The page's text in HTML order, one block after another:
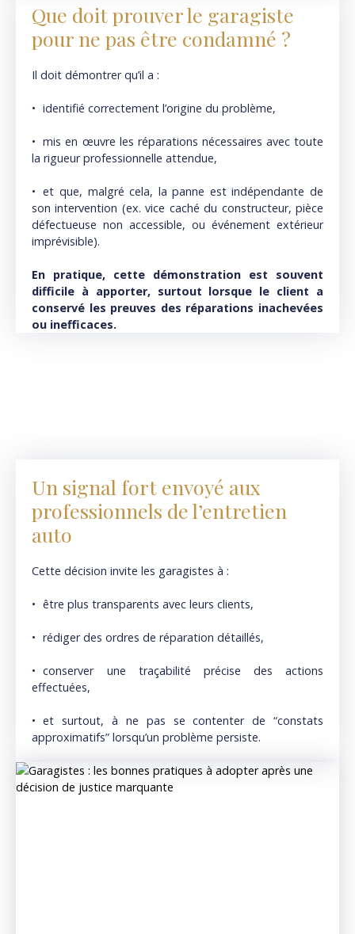
Que doit prouver le garagiste
pour ne pas être condamné ?
Il doit démontrer qu’il a :
identifié correctement l’origine du problème,
mis en œuvre les réparations nécessaires avec toute
la rigueur professionnelle attendue,
et que, malgré cela, la panne est indépendante de
son intervention (ex. vice caché du constructeur, pièce
défectueuse non accessible, ou événement extérieur
imprévisible).
En pratique, cette démonstration est souvent
difficile à apporter, surtout lorsque le client a
conservé les preuves des réparations inachevées
ou inefficaces.
Un signal fort envoyé aux
professionnels de l’entretien
auto
Cette décision invite les garagistes à :
être plus transparents avec leurs clients,
rédiger des ordres de réparation détaillés,
conserver une traçabilité précise des actions
effectuées,
et surtout, à ne pas se contenter de “constats
approximatifs” lorsqu’un problème persiste.